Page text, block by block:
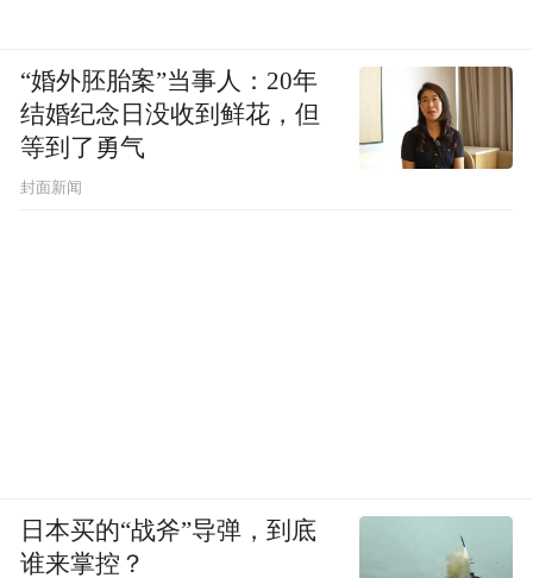
“婚外胚胎案”当事人：20年
结婚纪念日没收到鲜花，但
等到了勇气
封面新闻
日本买的“战斧”导弹，到底
谁来掌控？